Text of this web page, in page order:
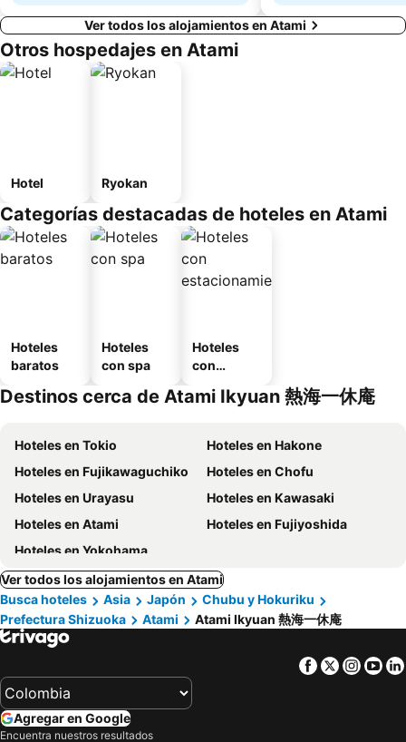
Ver todos los alojamientos en Atami
Otros hospedajes en Atami
Hotel Ryokan
Categorías destacadas de hoteles en Atami
Hoteles
baratos
Hoteles
con spa
Hoteles
con
miento
Destinos cerca de Atami Ikyuan 熱海一休庵
Hoteles en Tokio
Hoteles en Hakone
Hoteles en Fujikawaguchiko
Hoteles en Chofu
Hoteles en Urayasu
Hoteles en Kawasaki
Hoteles en Atami
Hoteles en Fujiyoshida
Hoteles en Yokohama
Ver todos los alojamientos en Atami
Busca hoteles
Asia Japón
Chubu y Hokuriku
Prefectura Shizuoka
Atami Atami Ikyuan 熱海一休庵
Facebook
Twitter
Agregar en Google
Encuentra nuestros resultados